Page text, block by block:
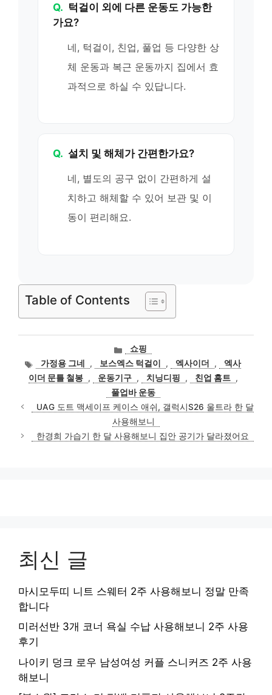
Q. 턱걸이 외에 다른 운동도 가능한
가요?
네, 턱걸이, 친업, 풀업 등 다양한 상
체 운동과 복근 운동까지 집에서 효
과적으로 하실 수 있답니다.
Q. 설치 및 해체가 간편한가요?
네, 별도의 공구 없이 간편하게 설
치하고 해체할 수 있어 보관 및 이
동이 편리해요.
Table of Contents
카
테
고
리
쇼핑
태
그
가정용 그네 , 보스엑스 턱걸이 , 엑사이더 ,
엑사
이더 문틀 철봉 , 운동기구 , 치닝디핑 , 친업 홈트 ,
풀업바 운동
UAG 도트 맥세이프 케이스 애쉬, 갤럭시S26 울트라 한 달
사용해보니
한경희 가습기 한 달 사용해보니 집안 공기가 달라졌어요
최신 글
마시모두띠 니트 스웨터 2주 사용해보니 정말 만족
합니다
미러선반 3개 코너 욕실 수납 사용해보니 2주 사용
후기
나이키 덩크 로우 남성여성 커플 스니커즈 2주 사용
해보니